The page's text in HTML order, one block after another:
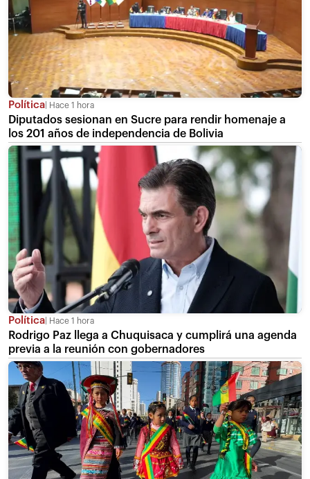
Política Hace 1 hora
Diputados sesionan en Sucre para rendir homenaje a
los 201 años de independencia de Bolivia
Política Hace 1 hora
Rodrigo Paz llega a Chuquisaca y cumplirá una agenda
previa a la reunión con gobernadores